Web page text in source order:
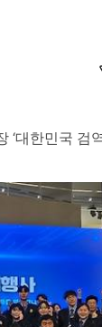
대한민국 검